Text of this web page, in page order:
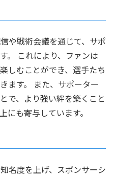
や戦術会議を通じて、サポ
。 これにより、ファンは
しむことができ、選手たち
ます。 また、サポーター
で、より強い絆を築くこと
にも寄与しています。
名度を上げ、スポンサーシ